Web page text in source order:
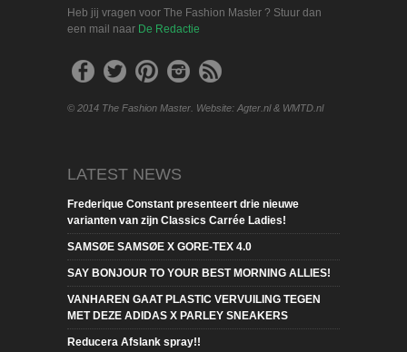
Heb jij vragen voor The Fashion Master ? Stuur dan
een mail naar De Redactie
© 2014 The Fashion Master. Website: Agter.nl & WMTD.nl
LATEST NEWS
Frederique Constant presenteert drie nieuwe
varianten van zijn Classics Carrée Ladies!
SAMSØE SAMSØE X GORE-TEX 4.0
SAY BONJOUR TO YOUR BEST MORNING ALLIES!
VANHAREN GAAT PLASTIC VERVUILING TEGEN
MET DEZE ADIDAS X PARLEY SNEAKERS
Reducera Afslank spray!!